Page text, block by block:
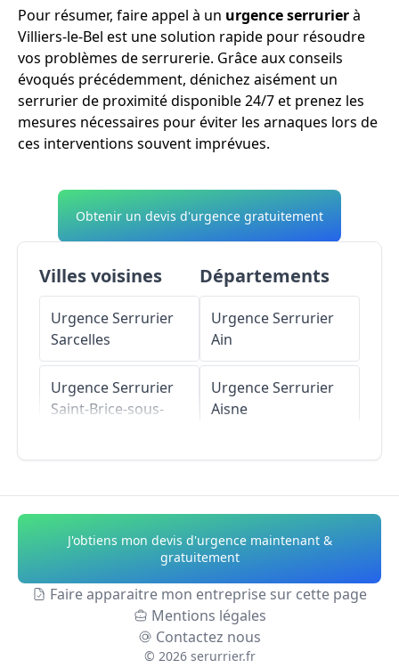
Pour résumer, faire appel à un urgence serrurierà
Villiers-le-Bel est une solution rapide pour résoudre
vos problèmes de serrurerie. Grâce aux conseils
évoqués précédemment, dénichez aisément un
serrurier de proximité disponible 24/7 et prenez les
mesures nécessaires pour éviter les arnaques lors de
ces interventions souvent imprévues.
Obtenir un devis d'urgence gratuitement
Villes voisines
Urgence Serrurier
Sarcelles
Urgence Serrurier
Saint-Brice-sous-
Écouen
Urgence Serrurier
Urgence Serrurier
Départements
Urgence Serrurier
Ain
Urgence Serrurier
Aisne
Urgence Serrurier
Alpes-de-Haute-
Urgence Serrurier
Hautes-Alpes
J'obtiens mon devis d'urgence maintenant &
gratuitement
Faire apparaitre mon entreprise sur cette page
Mentions légales
Contactez nous
© 2026 serurrier.fr